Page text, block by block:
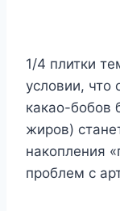
1/4 плитки
условии, что
какао-бобов
жиров)
накопления
проблем с